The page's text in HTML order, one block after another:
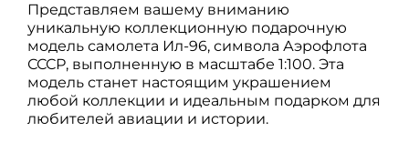
Представляем вашему вниманию
уникальную коллекционную подарочную
модель самолета Ил-96, символа Аэрофлота
СССР, выполненную в масштабе 1:100. Эта
модель станет настоящим украшением
любой коллекции и идеальным подарком для
любителей авиации и истории.